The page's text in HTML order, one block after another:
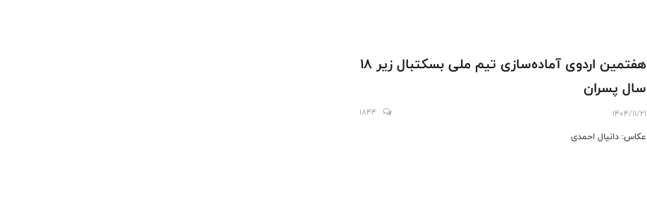
هفتمین اردوی آماده‌سازی تیم ملی بسکتبال زیر 18
سال پسران
1404/11/21
1844
عکاس: دانیال احمدی